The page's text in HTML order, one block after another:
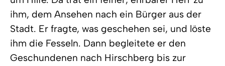
ihm, dem Ansehen nach ein Bürger aus der
Stadt. Er fragte, was geschehen sei, und löste
ihm die Fesseln. Dann begleitete er den
Geschundenen nach Hirschberg bis zur